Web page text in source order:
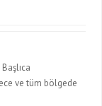
ve tüm bölgede